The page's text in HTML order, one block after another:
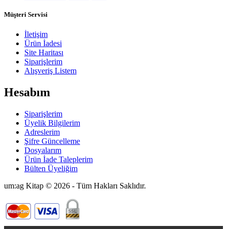
Müşteri Servisi
İletişim
Ürün İadesi
Site Haritası
Siparişlerim
Alışveriş Listem
Hesabım
Siparişlerim
Üyelik Bilgilerim
Adreslerim
Şifre Güncelleme
Dosyalarım
Ürün İade Taleplerim
Bülten Üyeliğim
um:ag Kitap © 2026 - Tüm Hakları Saklıdır.